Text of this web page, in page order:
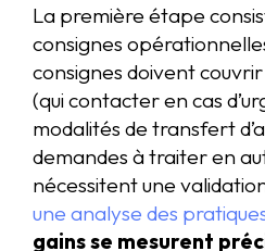
La première étape
consignes
consignes doivent couvrir
(qui contacter en cas
modalités de transfert
demandes à traiter en
nécessitent une
une analyse des
gains se mesurent